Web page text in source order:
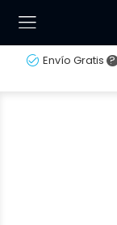
Envío Gratis ?